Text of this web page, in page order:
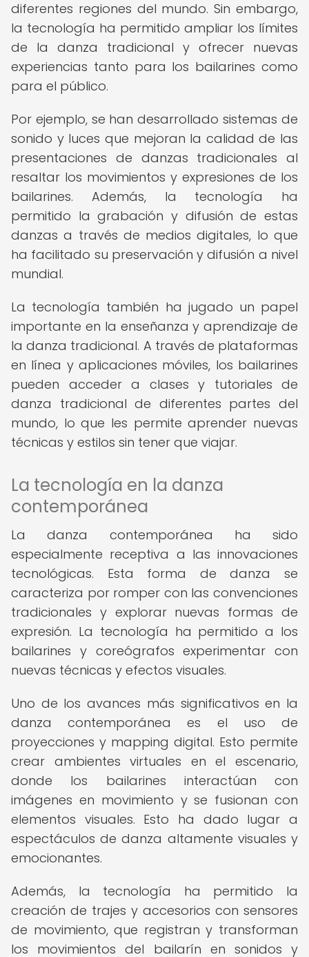
diferentes regiones del mundo. Sin embargo,
la tecnología ha permitido ampliar los límites
de la danza tradicional y ofrecer nuevas
experiencias tanto para los bailarines como
para el público.
Por ejemplo, se han desarrollado sistemas de
sonido y luces que mejoran la calidad de las
presentaciones de danzas tradicionales al
resaltar los movimientos y expresiones de los
bailarines. Además, la tecnología ha
permitido la grabación y difusión de estas
danzas a través de medios digitales, lo que
ha facilitado su preservación y difusión a nivel
mundial.
La tecnología también ha jugado un papel
importante en la enseñanza y aprendizaje de
la danza tradicional. A través de plataformas
en línea y aplicaciones móviles, los bailarines
pueden acceder a clases y tutoriales de
danza tradicional de diferentes partes del
mundo, lo que les permite aprender nuevas
técnicas y estilos sin tener que viajar.
La tecnología en la danza
contemporánea
La danza contemporánea ha sido
especialmente receptiva a las innovaciones
tecnológicas. Esta forma de danza se
caracteriza por romper con las convenciones
tradicionales y explorar nuevas formas de
expresión. La tecnología ha permitido a los
bailarines y coreógrafos experimentar con
nuevas técnicas y efectos visuales.
Uno de los avances más significativos en la
danza contemporánea es el uso de
proyecciones y mapping digital. Esto permite
crear ambientes virtuales en el escenario,
donde los bailarines interactúan con
imágenes en movimiento y se fusionan con
elementos visuales. Esto ha dado lugar a
espectáculos de danza altamente visuales y
emocionantes.
Además, la tecnología ha permitido la
creación de trajes y accesorios con sensores
de movimiento, que registran y transforman
los movimientos del bailarín en sonidos y